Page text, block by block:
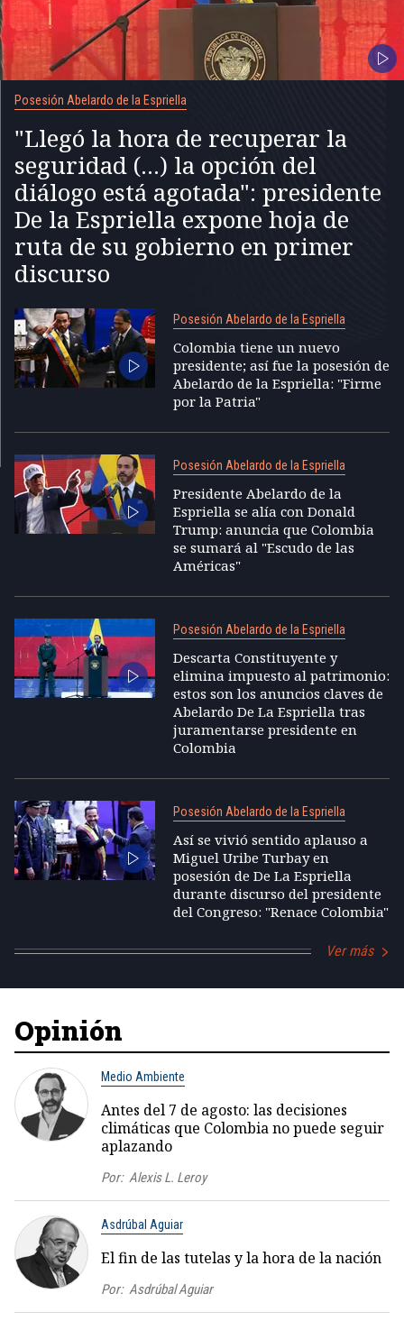
Posesión Abelardo de la Espriella
"Llegó la hora de recuperar la
seguridad (...) la opción del
diálogo está agotada": presidente
De la Espriella expone hoja de
ruta de su gobierno en primer
discurso
Posesión Abelardo de la Espriella
Colombia tiene un nuevo
presidente; así fue la posesión de
Abelardo de la Espriella: "Firme
por la Patria"
Posesión Abelardo de la Espriella
Presidente Abelardo de la
Espriella se alía con Donald
Trump: anuncia que Colombia
se sumará al "Escudo de las
Américas"
Posesión Abelardo de la Espriella
Descarta Constituyente y
elimina impuesto al patrimonio:
estos son los anuncios claves de
Abelardo De La Espriella tras
juramentarse presidente en
Colombia
Posesión Abelardo de la Espriella
Así se vivió sentido aplauso a
Miguel Uribe Turbay en
posesión de De La Espriella
durante discurso del presidente
del Congreso: "Renace Colombia"
Ver más
Opinión
Medio Ambiente
Antes del 7 de agosto: las decisiones
climáticas que Colombia no puede seguir
aplazando
Por: Alexis L. Leroy
Asdrúbal Aguiar
El fin de las tutelas y la hora de la nación
Por: Asdrúbal Aguiar